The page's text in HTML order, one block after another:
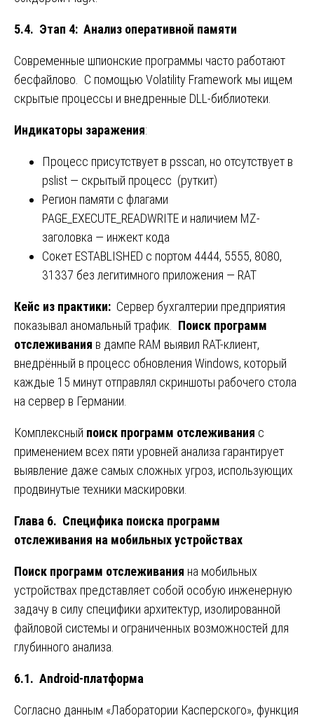
5.4. Этап 4: Анализ оперативной памяти
Современные шпионские программы часто работают
бесфайлово. С помощью Volatility Framework мы ищем
скрытые процессы и внедренные DLL-библиотеки.
Индикаторы заражения:
Процесс присутствует в psscan, но отсутствует в
pslist — скрытый процесс (руткит)
Регион памяти с флагами
PAGE_EXECUTE_READWRITE и наличием MZ-
заголовка — инжект кода
Сокет ESTABLISHED с портом 4444, 5555, 8080,
31337 без легитимного приложения — RAT
Кейс из практики: Сервер бухгалтерии предприятия
показывал аномальный трафик. Поиск программ
отслеживания в дампе RAM выявил RAT-клиент,
внедрённый в процесс обновления Windows, который
каждые 15 минут отправлял скриншоты рабочего стола
на сервер в Германии.
Комплексный поиск программ отслеживания с
применением всех пяти уровней анализа гарантирует
выявление даже самых сложных угроз, использующих
продвинутые техники маскировки.
Глава 6. Специфика поиска программ
отслеживания на мобильных устройствах
Поиск программ отслеживания на мобильных
устройствах представляет собой особую инженерную
задачу в силу специфики архитектур, изолированной
файловой системы и ограниченных возможностей для
глубинного анализа.
6.1. Android-платформа
Согласно данным «Лаборатории Касперского», функция